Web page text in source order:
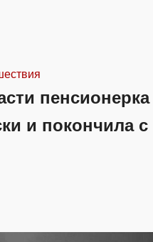
пенсионерка
и покончила с